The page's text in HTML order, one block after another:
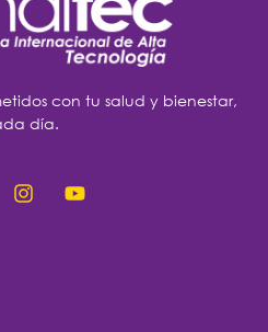
con tu salud y bienestar,
día.